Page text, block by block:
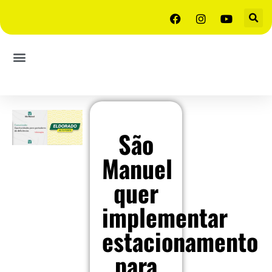
São
Manuel
quer
implementar
estacionamento